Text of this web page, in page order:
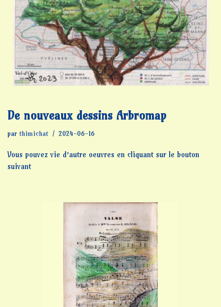
De nouveaux dessins Arbromap
par thimichat 2024-06-16
Vous pouvez vie d’autre oeuvres en cliquant sur le bouton
suivant